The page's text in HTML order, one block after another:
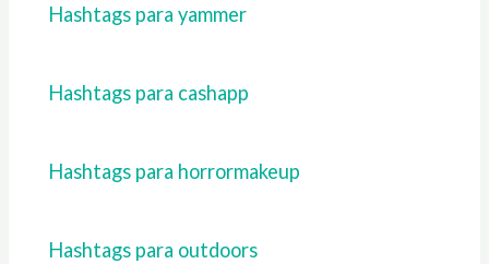
Hashtags para yammer
Hashtags para cashapp
Hashtags para horrormakeup
Hashtags para outdoors